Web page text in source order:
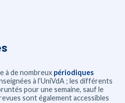
à de nombreux périodiques
à l’UniVdA ; les différents
pour une semaine, sauf le
sont également accessibles